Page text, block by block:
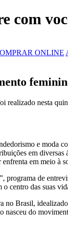
com
ONLINE
realizado nesta
e moda
em
em meio à
de
o centro das suas
Brasil,
nasceu do